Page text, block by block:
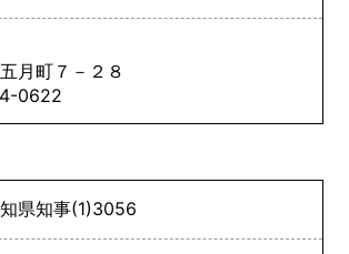
月町７－２８
0622
県知事(1)3056